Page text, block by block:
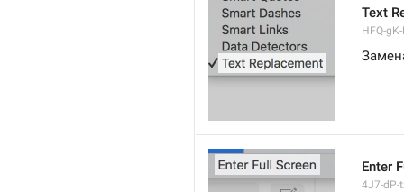
Text
HFQ-
Enter
4J7-dP-